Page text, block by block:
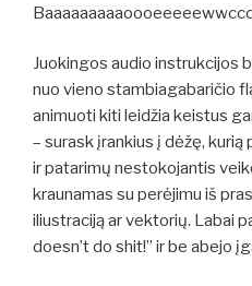
Juokingos audio instrukcijos
nuo vieno stambiagabaričio
animuoti kiti leidžia keistus
– surask įrankius į dėžę, kurią
ir patarimų nestokojantis
kraunamas su perėjimu iš
iliustraciją ar vektorių. Labai
doesn’t do shit!” ir be abejo